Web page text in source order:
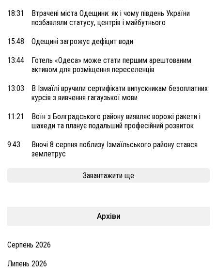
18:31
Втрачені міста Одещини: як і чому південь України
позбавляли статусу, центрів і майбутнього
15:48 Одещині загрожує дефіцит води
13:44
Готель «Одеса» може стати першим арештованим
активом для розміщення переселенців
13:03
В Ізмаїлі вручили сертифікати випускникам безоплатних
курсів з вивчення гагаузької мови
11:21
Воїн з Болградського району виявляє ворожі ракети і
шахеди та планує подальший професійний розвиток
9:43
Вночі 8 серпня поблизу Ізмаїльського району стався
землетрус
Завантажити ще
Архіви
Серпень 2026
Липень 2026